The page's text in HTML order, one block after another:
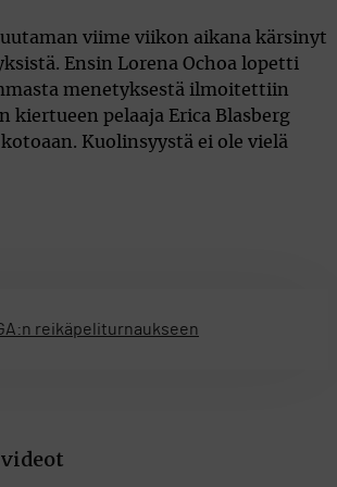
viime viikon aikana kärsinyt
Ensin Lorena Ochoa lopetti
menetyksestä ilmoitettiin
kiertueen pelaaja Erica Blasberg
Kuolinsyystä ei ole vielä
reikäpeliturnaukseen